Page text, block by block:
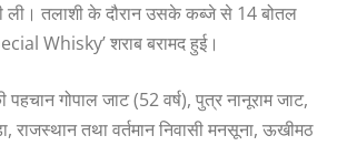
ली। तलाशी के दौरान उसके कब्जे से 14 बोतल
Whisky’ शराब बरामद हुई।
गोपाल जाट (52 वर्ष), पुत्र नानूराम जाट,
राजस्थान तथा वर्तमान निवासी मनसूना, ऊखीमठ